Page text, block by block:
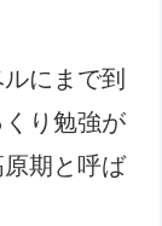
にまで到
り勉強が
期と呼ば